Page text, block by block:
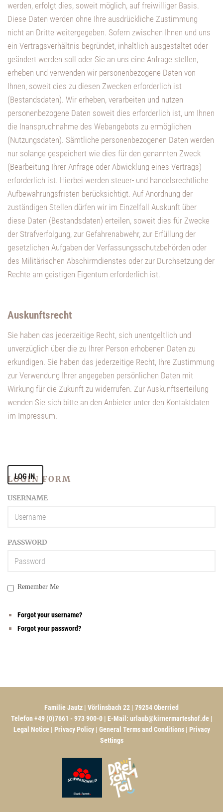
werden, erfolgt dies, soweit möglich, auf freiwilliger Basis.
Diese Daten werden ohne Ihre ausdrückliche Zustimmung
nicht an Dritte weitergegeben. Sofern zwischen Ihnen und uns
ein Vertragsverhältnis begründet, inhaltlich ausgestaltet oder
geändert werden soll oder Sie an uns eine Anfrage stellen,
erheben und verwenden wir personenbezogene Daten von
Ihnen, soweit dies zu diesen Zwecken erforderlich ist
(Bestandsdaten). Wir erheben, verarbeiten und nutzen
personenbezogene Daten soweit dies erforderlich ist, um Ihnen
die Inanspruchnahme des Webangebots zu ermöglichen
(Nutzungsdaten). Sämtliche personenbezogenen Daten werden
nur solange gespeichert wie dies für den genannten Zweck
(Bearbeitung Ihrer Anfrage oder Abwicklung eines Vertrags)
erforderlich ist. Hierbei werden steuer- und handelsrechtliche
Aufbewahrungsfristen berücksichtigt. Auf Anordnung der
zuständigen Stellen dürfen wir im Einzelfall Auskunft über
diese Daten (Bestandsdaten) erteilen, soweit dies für Zwecke
der Strafverfolgung, zur Gefahrenabwehr, zur Erfüllung der
gesetzlichen Aufgaben der Verfassungsschutzbehörden oder
des Militärischen Abschirmdienstes oder zur Durchsetzung der
Rechte am geistigen Eigentum erforderlich ist.
Auskunftsrecht
Sie haben das jederzeitige Recht, sich unentgeltlich und
unverzüglich über die zu Ihrer Person erhobenen Daten zu
erkundigen. Sie haben das jederzeitige Recht, Ihre Zustimmung
zur Verwendung Ihrer angegeben persönlichen Daten mit
Wirkung für die Zukunft zu widerrufen. Zur Auskunftserteilung
wenden Sie sich bitte an den Anbieter unter den Kontaktdaten
im Impressum.
LOGIN FORM
USERNAME
PASSWORD
Remember Me
Forgot your username?
Forgot your password?
Familie Jautz | Vörlinsbach 22 | 79254 Oberried
Telefon +49 (0)7661 - 973 900-0 | E-Mail: urlaub@kirnermarteshof.de|
Legal Notice| Privacy Policy| General Terms and Conditions| Privacy
Settings